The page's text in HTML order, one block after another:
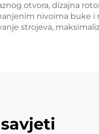
otvora, dizajna
nivoima buke
strojeva,